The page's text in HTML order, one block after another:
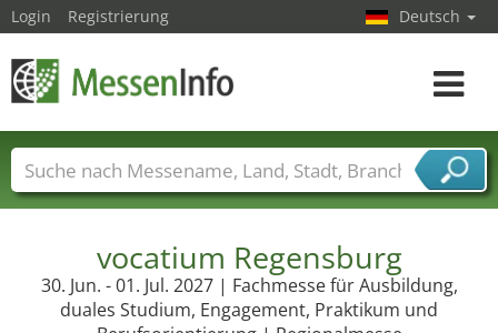
vocatium Regensburg
30. Jun. - 01. Jul. 2027 | Fachmesse für Ausbildung,
duales Studium, Engagement, Praktikum und
Login Registrierung Deutsch
Toggle
Messenamen Länder Städte
Branchen